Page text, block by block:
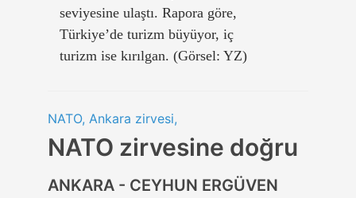
seviyesine ulaştı. Rapora göre,
Türkiye’de turizm büyüyor, iç
turizm ise kırılgan. (Görsel: YZ)
NATO, Ankara zirvesi,
NATO zirvesine doğru
ANKARA - CEYHUN ERGÜVEN